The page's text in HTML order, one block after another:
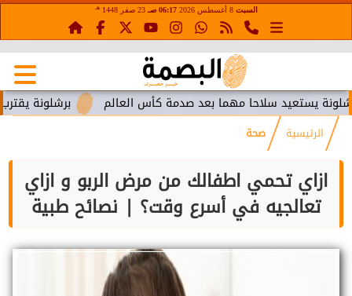
السبت 8 أغسطس 2026 06:17 صـ 23 صفر 1448 هـ
برشلونة يقترب من سلاحا مهما بعد صدمة كأس العالم
الرئيسية صحة
ازاي تحمي اطفالك من مرض الربو و ازاي
تعالجيه في أسرع وقت؟ | نصائح طبية